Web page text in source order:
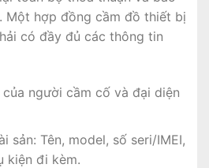
Một hợp đồng cầm đồ thiết bị
có đầy đủ các thông tin
người cầm cố và đại diện
sản: Tên, model, số seri/IMEI,
kiện đi kèm.